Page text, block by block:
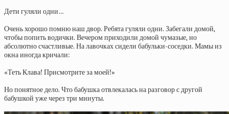
Дети гуляли одни…
Очень хорошо помню наш двор. Ребята гуляли одни. Забегали домой,
чтобы попить водички. Вечером приходили домой чумазые, но
абсолютно счастливые. На лавочках сидели бабульки-соседки. Мамы из
окна иногда кричали:
«Теть Клава! Присмотрите за моей!»
Но понятное дело. Что бабушка отвлекалась на разговор с другой
бабушкой уже через три минуты.